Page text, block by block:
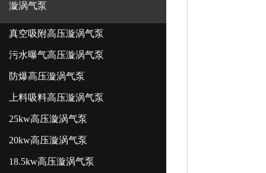
漩涡气泵
真空吸附高压漩涡气泵
污水曝气高压漩涡气泵
防爆高压漩涡气泵
上料吸料高压漩涡气泵
25kw高压漩涡气泵
20kw高压漩涡气泵
18.5kw高压漩涡气泵